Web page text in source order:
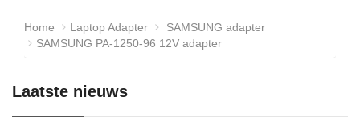
Home Laptop Adapter
SAMSUNG adapter
SAMSUNG PA-1250-96 12V adapter
Laatste nieuws